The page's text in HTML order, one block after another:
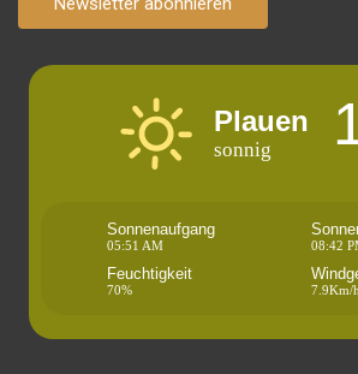
Plauen
sonnig
Sonnenaufgang
05:51 AM 08:42
Feuchtigkeit
70% 7.9Km/h